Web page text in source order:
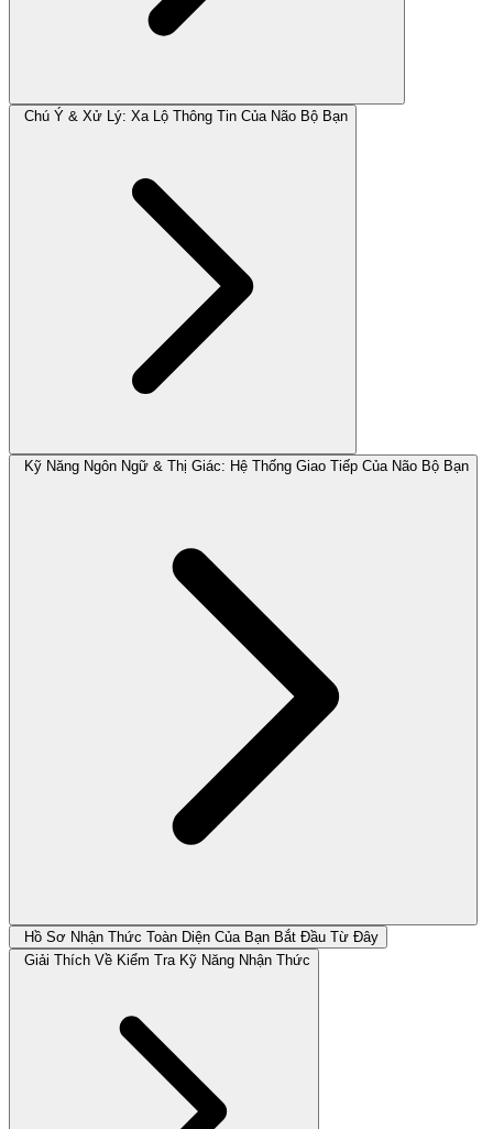
Chú Ý & Xử Lý: Xa Lộ Thông Tin Của Não Bộ Bạn
Kỹ Năng Ngôn Ngữ & Thị Giác: Hệ Thống Giao Tiếp Của Não Bộ Bạn
Hồ Sơ Nhận Thức Toàn Diện Của Bạn Bắt Đầu Từ Đây
Giải Thích Về Kiểm Tra Kỹ Năng Nhận Thức